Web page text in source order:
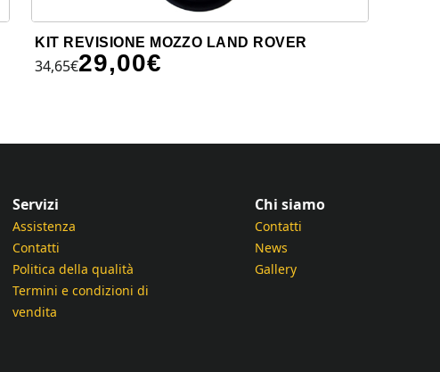
KIT REVISIONE MOZZO LAND ROVER
34,65€29,00€
Servizi
Assistenza
Contatti
Politica della qualità
Termini e condizioni di
vendita
Chi siamo
Contatti
News
Gallery